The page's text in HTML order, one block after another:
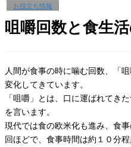
お役立ち情報
咀嚼回数と食生
人間が食事の時に噛む回数、「
変化してきています。
「咀嚼」とは、口に運ばれてき
を言います。
現代では食の欧米化も進み、食
回ほどで、食事時間は約１０分